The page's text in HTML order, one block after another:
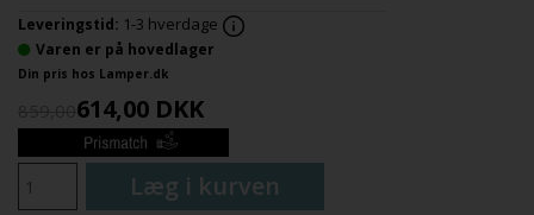
Leveringstid: 1-3 hverdage
Varen er på hovedlager
Din pris hos Lamper.dk
614,00 DKK
Læg i kurven